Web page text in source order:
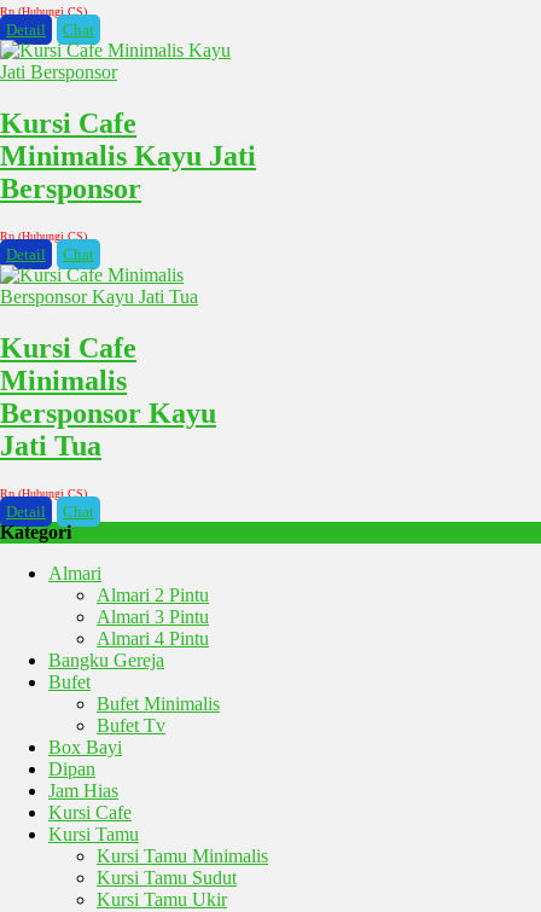
Rp (Hubungi CS)
Detail Chat
Kursi Cafe
Minimalis Kayu Jati
Bersponsor
Rp (Hubungi CS)
Detail Chat
Kursi Cafe
Minimalis
Bersponsor Kayu
Jati Tua
Rp (Hubungi CS)
Detail Chat
Kategori
Almari
Almari 2 Pintu
Almari 3 Pintu
Almari 4 Pintu
Bangku Gereja
Bufet
Bufet Minimalis
Bufet Tv
Box Bayi
Dipan
Jam Hias
Kursi Cafe
Kursi Tamu
Kursi Tamu Minimalis
Kursi Tamu Sudut
Kursi Tamu Ukir